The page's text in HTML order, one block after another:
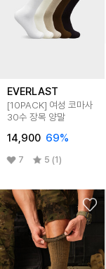
EVERLAST
[10PACK] 여성 코마사
30수 장목 양말
14,900 69%
7 5 (1)